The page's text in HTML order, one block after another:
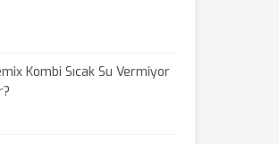
Kombi Sıcak Su Vermiyor